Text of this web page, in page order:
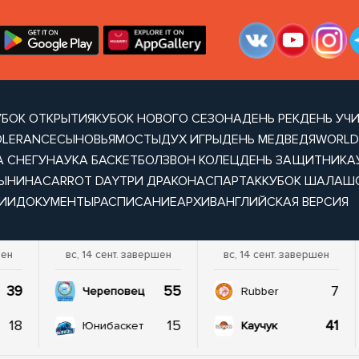
ОТКРЫТИЯКУБОК НОВОГО СЕЗОНАДЕНЬ РЕКДЕНЬ
СЫНОВЬЯМОСТЫДУХ ИГРЫДЕНЬ МЕДВЕДЯ
СНЕГУНАУКА БАСКЕТБОЛЗВОН КОЛЕЦДЕНЬ ЗАЩИТНИКА
CARROT DAYТРИ ДРАКОНАСПАРТАККУБОК
ДОКУМЕНТЫРАСПИСАНИЕАРХИВАНГЛИЙСКАЯ ВЕРСИЯ
39
18
вс, 14 сент. завершен
Череповец 55
Юнибаскет 15
вс, 14 сент. завершен
Rubber 7
Каучук 41